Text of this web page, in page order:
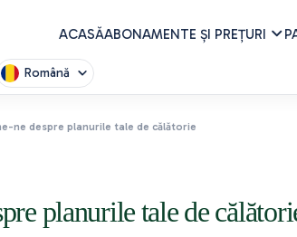
ACASĂABONAMENTE ȘI PREȚURI
Română
ne despre planurile tale de călătorie
planurile tale de